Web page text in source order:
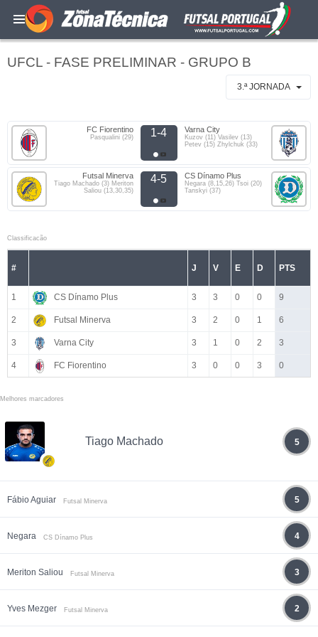
UFCL - FASE PRELIMINAR - GRUPO B
3.ª JORNADA
FC Fiorentino
Pasqualini (29) 1-4 Varna City
Kuzov (11) Vasilev (13)
Petev (15) Zhylchuk (33)
Futsal Minerva
Tiago Machado (3) Meriton
Saliou (13,30,35)
4-5 CS Dínamo Plus
Negara (8,15,26) Tsoi (20)
Tanskyi (37)
Classificacão
# J V E D PTS
1 CS Dínamo Plus 3 3 0 0 9
2 Futsal Minerva 3 2 0 1 6
3 Varna City 3 1 0 2 3
4 FC Fiorentino 3 0 0 3 0
Melhores marcadores
Tiago Machado 5
Fábio Aguiar Futsal Minerva 5
Negara CS Dínamo Plus 4
Meriton Saliou Futsal Minerva 3
Yves Mezger Futsal Minerva 2